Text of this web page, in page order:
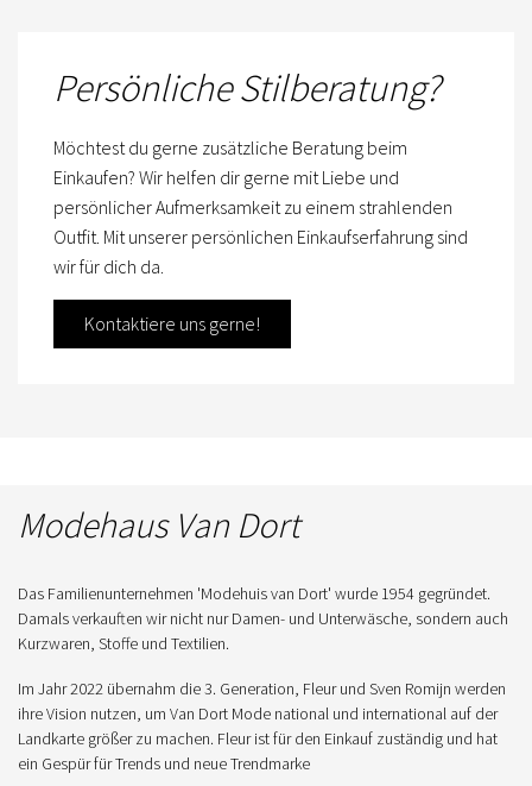
Persönliche Stilberatung?
Möchtest du gerne zusätzliche Beratung beim
Einkaufen? Wir helfen dir gerne mit Liebe und
persönlicher Aufmerksamkeit zu einem strahlenden
Outfit. Mit unserer persönlichen Einkaufserfahrung sind
wir für dich da.
Kontaktiere uns gerne!
Modehaus Van Dort
Das Familienunternehmen 'Modehuis van Dort' wurde 1954 gegründet.
Damals verkauften wir nicht nur Damen- und Unterwäsche, sondern auch
Kurzwaren, Stoffe und Textilien.
Im Jahr 2022 übernahm die 3. Generation, Fleur und Sven Romijn werden
ihre Vision nutzen, um Van Dort Mode national und international auf der
Landkarte größer zu machen. Fleur ist für den Einkauf zuständig und hat
ein Gespür für Trends und neue Trendmarke